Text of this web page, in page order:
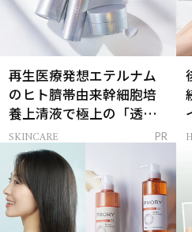
再生医療発想エテルナム
のヒト臍帯由来幹細胞培
養上清液で極上の「透明
感ハリ肌」へ
SKINCARE PR